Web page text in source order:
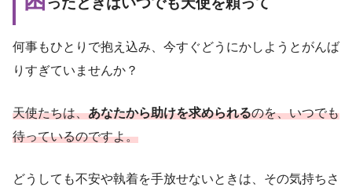
何事もひとりで抱え込み、今すぐどうにかしようとがんば
りすぎていませんか？
天使たちは、あなたから助けを求められるのを、いつでも
待っているのですよ。
どうしても不安や執着を手放せないときは、その気持ちさ